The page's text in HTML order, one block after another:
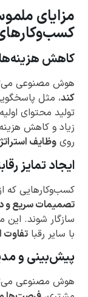
مزایای
کاهش
هوش مصنوعی
کند، مثل
تولید محتوای
زیاد و کاهش
روی وظایف
ایجاد تمایز
کسب‌وکارهایی که
تصمیمات سریع و
سازگار شوند.
با سایر رقبا تفاوت
پیش‌بینی و
هوش مصنوعی